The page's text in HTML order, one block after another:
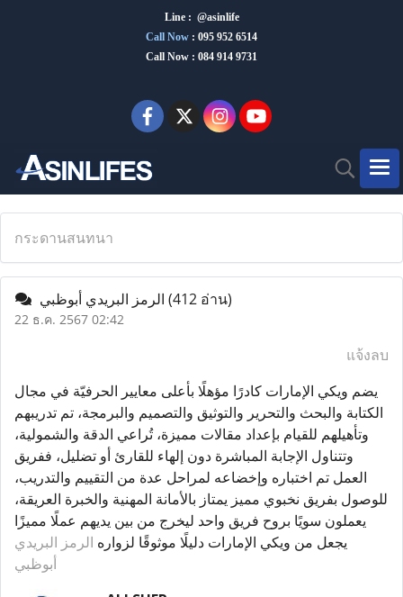
Line : @asinlife
Call Now : 095 952 6514
Call Now : 084 914 9731
กระดานสนทนา
(412 อ่าน)
22 ธ.ค. 2567 02:42
แจ้งลบ
يضم ويكي الإمارات كادرًا مؤهلًا بأعلى معايير الحرفيّة في مجال
الكتابة والبحث والتحرير والتوثيق والتصميم والبرمجة، تم تدريبهم
وتأهيلهم للقيام بإعداد مقالات مميزة، تُراعي الدقة والشمولية،
وتتناول الإجابة المباشرة دون إلهاء للقارئ أو تضليل، ففريق
العمل تم اختباره وإخضاعه لمراحل عدة من التقييم والتدريب،
للوصول بفريق نخبوي مميز يمتاز بالأمانة المهنية والخبرة العريقة،
يعملون سويًا بروح فريق واحد ليخرج من بين يديهم عملًا مميزًا
يجعل من ويكي الإمارات دليلًا موثوقًا لزواره الرمز البريدي
أبوظبي